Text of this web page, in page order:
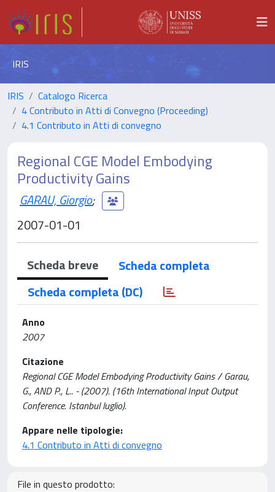
IRIS
IRIS
Catalogo Ricerca
4 Contributo in Atti di Convegno (Proceeding)
4.1 Contributo in Atti di convegno
Regional CGE Model Embodying
Productivity Gains
GARAU, Giorgio;
2007-01-01
Scheda breve
Scheda completa
Scheda completa (DC)
Anno
2007
Citazione
Regional CGE Model Embodying Productivity Gains / Garau,
G., AND P., L.. - (2007). (16th International Input Output
Conference. Istanbul luglio).
Appare nelle tipologie:
4.1 Contributo in Atti di convegno
File in questo prodotto: